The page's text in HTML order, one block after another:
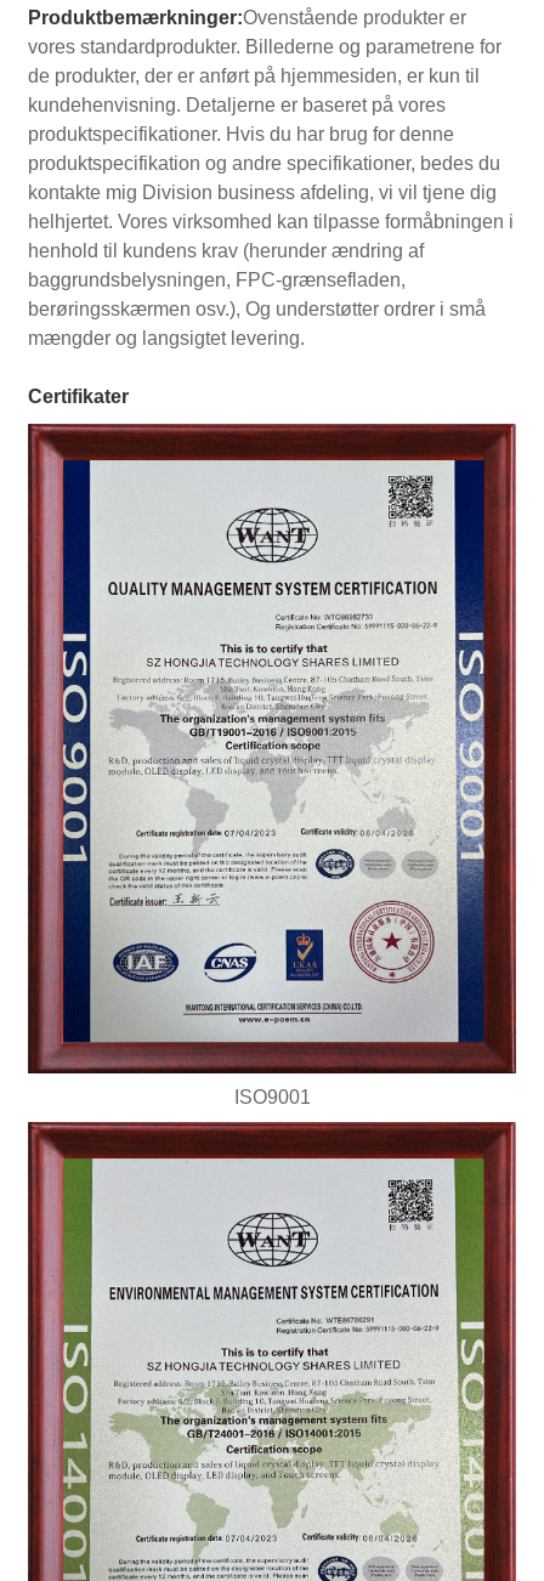
Produktbemærkninger:Ovenstående produkter er
vores standardprodukter. Billederne og parametrene for
de produkter, der er anført på hjemmesiden, er kun til
kundehenvisning. Detaljerne er baseret på vores
produktspecifikationer. Hvis du har brug for denne
produktspecifikation og andre specifikationer, bedes du
kontakte mig Division business afdeling, vi vil tjene dig
helhjertet. Vores virksomhed kan tilpasse formåbningen i
henhold til kundens krav (herunder ændring af
baggrundsbelysningen, FPC-grænsefladen,
berøringsskærmen osv.), Og understøtter ordrer i små
mængder og langsigtet levering.
Certifikater
ISO9001